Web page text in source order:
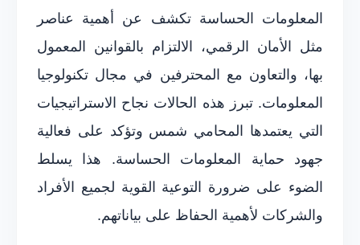
المعلومات الحساسة تكشف عن أهمية عناصر
مثل الأمان الرقمي، الالتزام بالقوانين المعمول
بها، والتعاون مع المحترفين في مجال تكنولوجيا
المعلومات. تبرز هذه الحالات نجاح الاستراتيجيات
التي يعتمدها المحامي شمس وتؤكد على فعالية
جهود حماية المعلومات الحساسة. هذا يسلط
الضوء على ضرورة التوعية القوية لجميع الأفراد
والشركات لأهمية الحفاظ على بياناتهم.